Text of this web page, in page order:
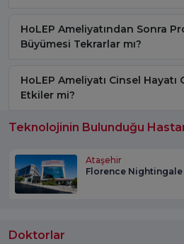
HoLEP Ameliyatından Sonra
Büyümesi Tekrarlar mı?
HoLEP Ameliyatı Cinsel Hayatı
Etkiler mi?
Teknolojinin Bulunduğu
Ataşehir
Florence Nightingale
Doktorlar